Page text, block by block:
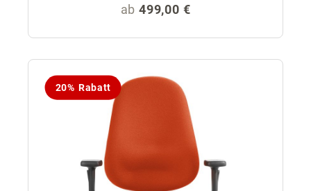
Regulärer Preis:
ab 499,00 €
20% Rabatt